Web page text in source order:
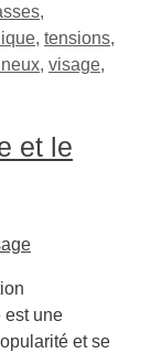
,
, tensions,
, visage,
et le
est une
et se